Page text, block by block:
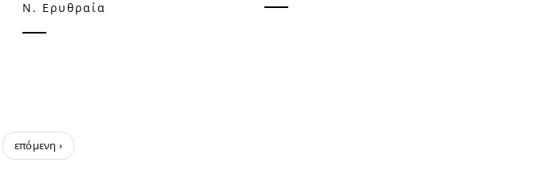
Ν. Ερυθραία
επόμενη ›